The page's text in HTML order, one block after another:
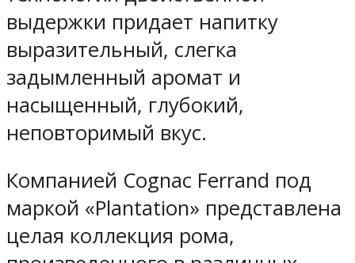
выдержки придает напитку
выразительный, слегка
задымленный аромат и
насыщенный, глубокий,
неповторимый вкус.
Компанией Cognac Ferrand под
маркой «Plantation» представлена
целая коллекция рома,